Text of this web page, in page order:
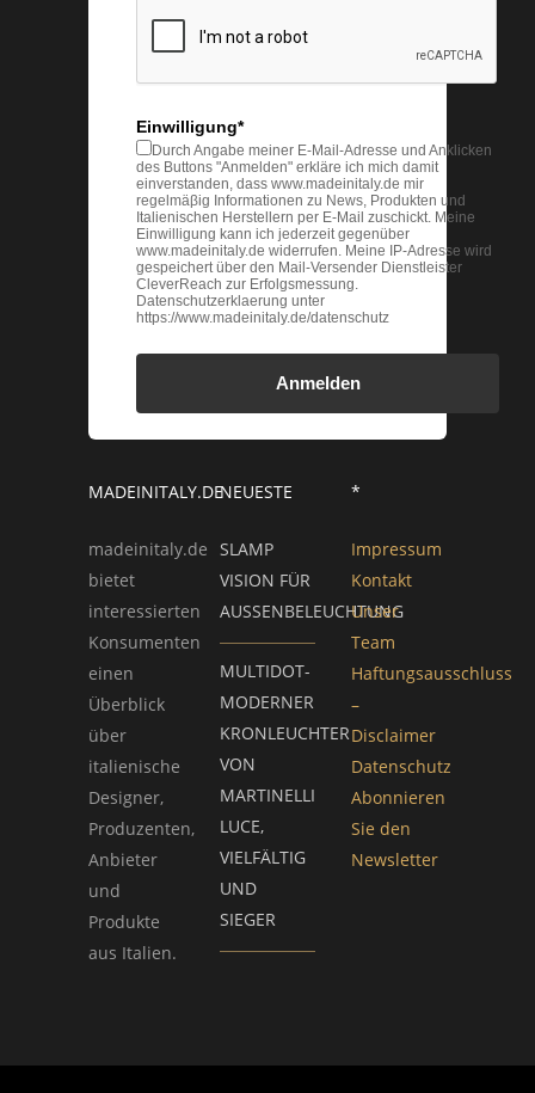
Einwilligung*
Durch Angabe meiner E-Mail-Adresse und Anklicken
des Buttons "Anmelden" erkläre ich mich damit
einverstanden, dass www.madeinitaly.de mir
regelmäβig Informationen zu News, Produkten und
Italienischen Herstellern per E-Mail zuschickt. Meine
Einwilligung kann ich jederzeit gegenüber
www.madeinitaly.de widerrufen. Meine IP-Adresse wird
gespeichert über den Mail-Versender Dienstleister
CleverReach zur Erfolgsmessung.
Datenschutzerklaerung unter
https://www.madeinitaly.de/datenschutz
Anmelden
MADEINITALY.DE
madeinitaly.de
bietet
interessierten
Konsumenten
einen
Überblick
über
italienische
Designer,
Produzenten,
Anbieter
und
Produkte
aus Italien.
NEUESTE
SLAMP
VISION FÜR
AUSSENBELEUCHTUNG
MULTIDOT-
MODERNER
KRONLEUCHTER
VON
MARTINELLI
LUCE,
VIELFÄLTIG
UND
SIEGER
*
Impressum
Kontakt
Unser
Team
Haftungsausschluss
–
Disclaimer
Datenschutz
Abonnieren
Sie den
Newsletter